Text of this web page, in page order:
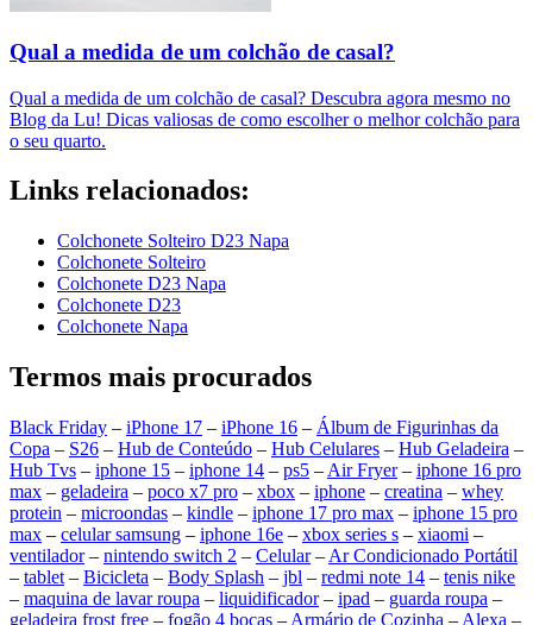
Qual a medida de um colchão de casal?
Qual a medida de um colchão de casal? Descubra agora mesmo no
Blog da Lu! Dicas valiosas de como escolher o melhor colchão para
o seu quarto.
Links relacionados:
Colchonete Solteiro D23 Napa
Colchonete Solteiro
Colchonete D23 Napa
Colchonete D23
Colchonete Napa
Termos mais procurados
Black Friday – iPhone 17 – iPhone 16 – Álbum de Figurinhas da
Copa – S26 – Hub de Conteúdo – Hub Celulares – Hub Geladeira –
Hub Tvs – iphone 15 – iphone 14 – ps5 – Air Fryer– iphone 16 pro
max – geladeira – poco x7 pro – xbox – iphone – creatina – whey
protein – microondas – kindle – iphone 17 pro max – iphone 15 pro
max – celular samsung – iphone 16e – xbox series s – xiaomi –
ventilador– nintendo switch 2 – Celular– Ar Condicionado Portátil
– tablet – Bicicleta – Body Splash – jbl – redmi note 14 – tenis nike
– maquina de lavar roupa – liquidificador– ipad – guarda roupa –
geladeira frost free – fogão 4 bocas – Armário de Cozinha – Alexa –